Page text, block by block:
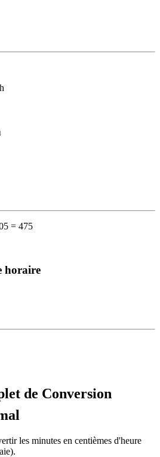
= 475
horaire
de Conversion
les minutes en centièmes d'heure